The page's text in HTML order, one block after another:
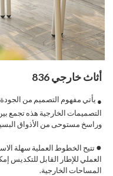
أثاث خارجي 836
● يأتي مفهوم التصميم من الجودة
التصميمات الخارجية هذه تجمع
وراسخ مستوحى من الأذواق
● تتيح الخطوط العملية سهلة
العملي للإطار القابل للتكديس
المساحات الخارجية.